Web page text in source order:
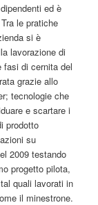
ed è
le pratiche
si è
lavorazione di
fasi di cernita del
grazie allo
tecnologie che
e scartare i
prodotto
su
2009 testando
progetto pilota,
quali lavorati in
il minestrone.